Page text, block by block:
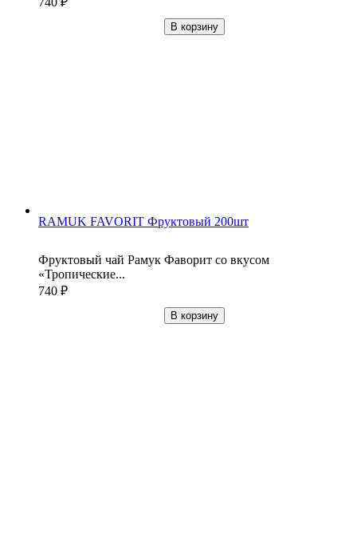
В корзину
RAMUK FAVORIT Фруктовый 200шт
Фруктовый чай Рамук Фаворит со вкусом
«Тропические...
740 ₽
В корзину